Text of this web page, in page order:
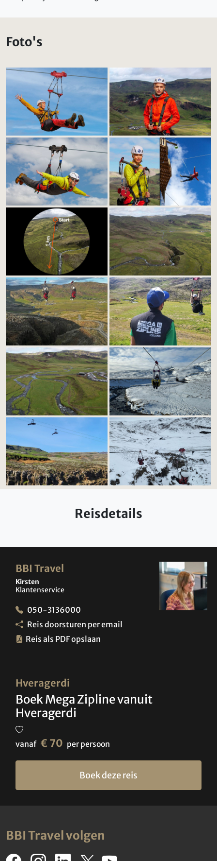
Foto's
Reisdetails
Hveragerdi
Boek Mega Zipline vanuit
Hveragerdi
vanaf € 70 per persoon
Boek deze reis
BBI Travel
Kirsten
Klantenservice
050-3136000
Reis doorsturen per email
Reis als PDF opslaan
BBI Travel volgen